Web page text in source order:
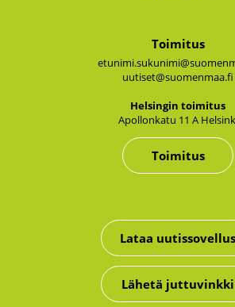
Toimitus
uutiset@suomenmaa.fi
Hel­sin­gin toi­mi­tus
Apol­lon­ka­tu 11 A
Toimitus
Lataa uutissovellus
Lähetä juttuvinkki